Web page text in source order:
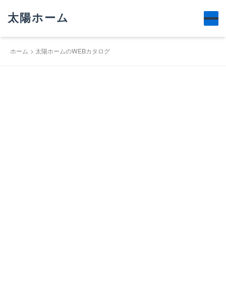
太陽ホーム
ホーム 太陽ホームのWEBカタログ